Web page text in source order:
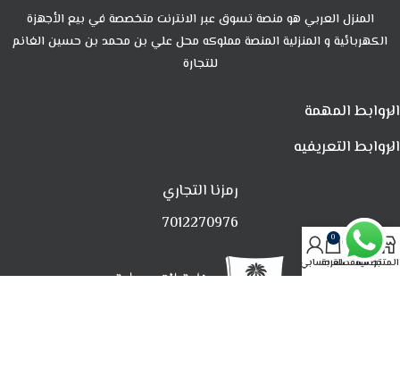
المنزل العربي هو منصة تسوق عبر الانترنت متخصصة في بيع الأجهزة
الكهربائية و المنزلية المنصة مملوكه محل علي بن محمد بن حسين الغانم
للتجارة
الروابط المهمة
الروابط التعريفيه
رمزنا التجاري
7012270976
المتجرتصفيةالمفضلة
0
العربةحسابي